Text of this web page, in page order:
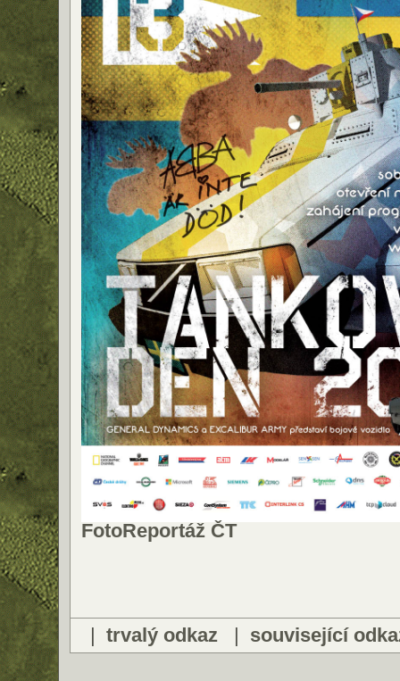
FotoReportáž ČT
| trvalý odkaz | související